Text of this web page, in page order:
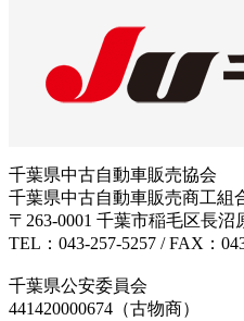
千葉県中古自動車販売協会
千葉県中古自動車販売商工組
〒263-0001 千葉市稲毛区長沼
TEL：043-257-5257 / FAX：
千葉県公安委員会
441420000674（古物商）